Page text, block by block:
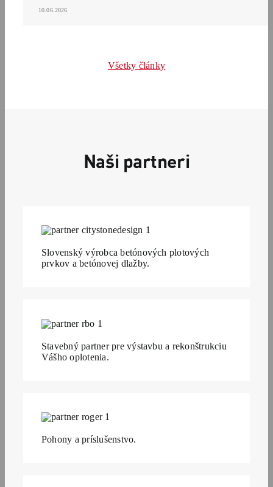
10.06.2026
Všetky články
Naši partneri
Slovenský výrobca betónových plotových
prvkov a betónovej dlažby.
Stavebný partner pre výstavbu a rekonštrukciu
Vášho oplotenia.
Pohony a príslušenstvo.